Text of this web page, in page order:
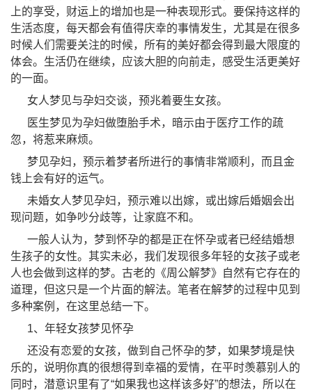
上的享受，财运上的增加也是一种表现形式。要保持这样的
生活态度，每天都会有值得庆幸的事情发生，尤其是在很多
时候人们需要关注的时候，所有的美好都会得到最大限度的
体会。生活仍在继续，应该大胆的向前走，感受生活更美好
的一面。
女人梦见与孕妇交谈，预兆着要生女孩。
医生梦见为孕妇做堕胎手术，暗示由于医疗工作的疏
忽，将惹来麻烦。
梦见孕妇，预示着梦者所进行的事情非常顺利，而且金
钱上会有好的运气。
未婚女人梦见孕妇，预示难以出嫁，或出嫁后婚姻会出
现问题，如争吵分歧等，让家庭不和。
一般人认为，梦到怀孕的都是正在怀孕或者已经结婚想
生孩子的女性。其实未必，我们发现很多年轻的女孩子或老
人也会做到这样的梦。古老的《周公解梦》自然有它存在的
道理，但这只是一个片面的解法。笔者在解梦的过程中见到
多种案例，在这里总结一下。
1、年轻女孩梦见怀孕
还没有恋爱的女孩，做到自己怀孕的梦，如果梦境是快
乐的，说明你真的很想得到幸福的爱情，在平时羡慕别人的
同时，潜意识里有了“如果我也这样该多好”的想法，所以在